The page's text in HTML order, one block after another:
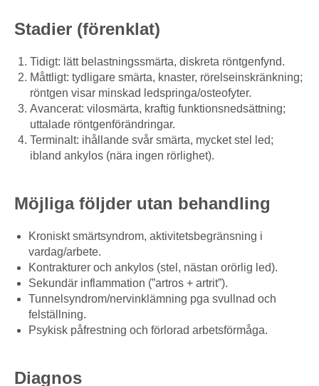
Stadier (förenklat)
Tidigt: lätt belastningssmärta, diskreta röntgenfynd.
Måttligt: tydligare smärta, knaster, rörelseinskränkning;
röntgen visar minskad ledspringa/osteofyter.
Avancerat: vilosmärta, kraftig funktionsnedsättning;
uttalade röntgenförändringar.
Terminalt: ihållande svår smärta, mycket stel led;
ibland ankylos (nära ingen rörlighet).
Möjliga följder utan behandling
Kroniskt smärtsyndrom, aktivitetsbegränsning i
vardag/arbete.
Kontrakturer och ankylos (stel, nästan orörlig led).
Sekundär inflammation (”artros + artrit”).
Tunnelsyndrom/nervinklämning pga svullnad och
felställning.
Psykisk påfrestning och förlorad arbetsförmåga.
Diagnos